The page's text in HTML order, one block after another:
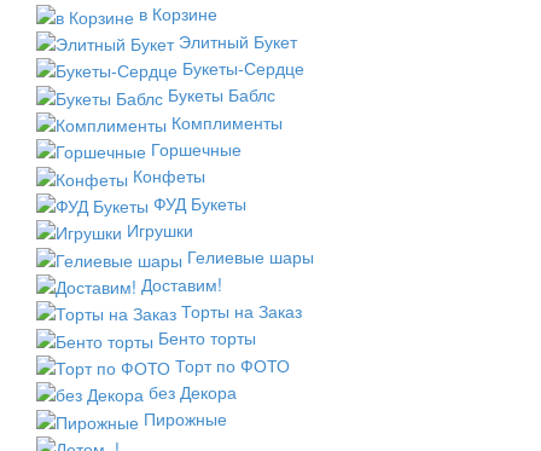
в Корзине
Элитный Букет
Букеты-Сердце
Букеты Баблс
Комплименты
Горшечные
Конфеты
ФУД Букеты
Игрушки
Гелиевые шары
Доставим!
Торты на Заказ
Бенто торты
Торт по ФОТО
без Декора
Пирожные